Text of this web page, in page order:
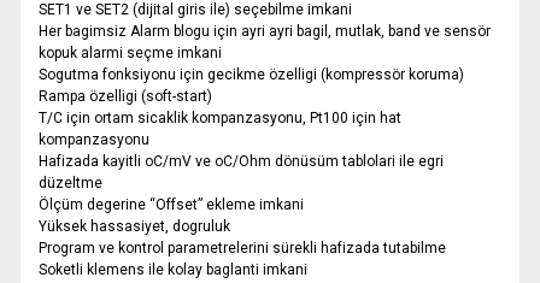
SET1 ve SET2 (dijital giris ile) seçebilme imkani
Her bagimsiz Alarm blogu için ayri ayri bagil, mutlak, band ve sensör
kopuk alarmi seçme imkani
Sogutma fonksiyonu için gecikme özelligi (kompressör koruma)
Rampa özelligi (soft-start)
T/C için ortam sicaklik kompanzasyonu, Pt100 için hat
kompanzasyonu
Hafizada kayitli oC/mV ve oC/Ohm dönüsüm tablolari ile egri
düzeltme
Ölçüm degerine “Offset” ekleme imkani
Yüksek hassasiyet, dogruluk
Program ve kontrol parametrelerini sürekli hafizada tutabilme
Soketli klemens ile kolay baglanti imkani